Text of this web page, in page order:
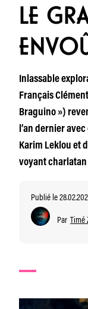
LE
Inlassable
Français
Braguino »)
l’an dernier
Karim Leklou et
voyant
Publié le
Par Timé